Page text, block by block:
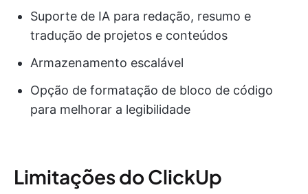
Suporte de IA para redação, resumo e
tradução de projetos e conteúdos
Armazenamento escalável
Opção de formatação de bloco de código
para melhorar a legibilidade
Limitações do ClickUp